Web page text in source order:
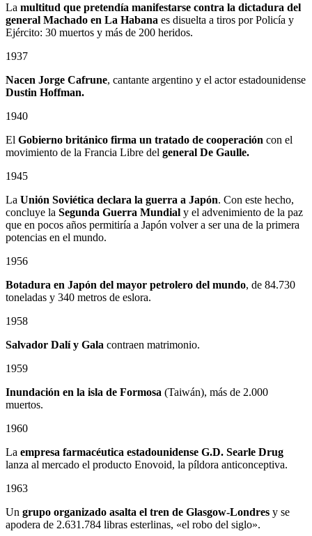
La multitud que pretendía manifestarse contra la dictadura del
general Machado en La Habana es disuelta a tiros por Policía y
Ejército: 30 muertos y más de 200 heridos.
1937
Nacen Jorge Cafrune, cantante argentino y el actor estadounidense
Dustin Hoffman.
1940
El Gobierno británico firma un tratado de cooperación con el
movimiento de la Francia Libre del general De Gaulle.
1945
La Unión Soviética declara la guerra a Japón. Con este hecho,
concluye la Segunda Guerra Mundial y el advenimiento de la paz
que en pocos años permitiría a Japón volver a ser una de la primera
potencias en el mundo.
1956
Botadura en Japón del mayor petrolero del mundo, de 84.730
toneladas y 340 metros de eslora.
1958
Salvador Dalí y Gala contraen matrimonio.
1959
Inundación en la isla de Formosa (Taiwán), más de 2.000
muertos.
1960
La empresa farmacéutica estadounidense G.D. Searle Drug
lanza al mercado el producto Enovoid, la píldora anticonceptiva.
1963
Un grupo organizado asalta el tren de Glasgow-Londres y se
apodera de 2.631.784 libras esterlinas, «el robo del siglo».